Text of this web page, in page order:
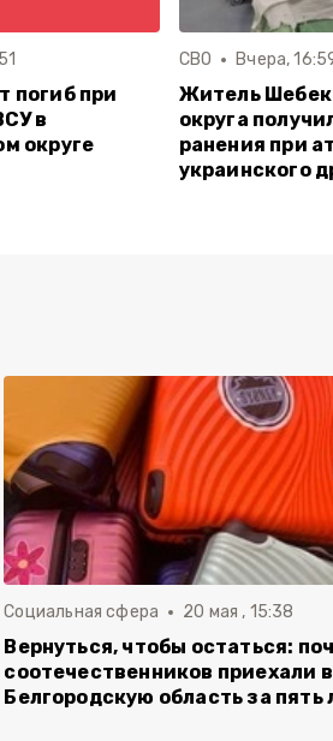
погиб при
в
округе
СВО Вчера,
Житель
округа
ранения при
украинского
Социальная сфера 20 мая , 15:38
Вернуться, чтобы остаться:
соотечественников приехали в
Белгородскую область за пять